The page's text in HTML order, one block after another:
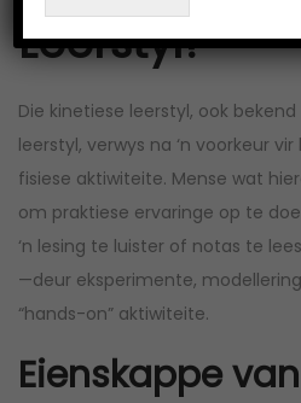
Leerstyl?
Die kinetiese leerstyl, ook
leerstyl, verwys na ‘n voorkeur
fisiese aktiwiteite. Mense wat
om praktiese ervaringe op te
‘n lesing te luister of notas te
—deur eksperimente,
“hands-on” aktiwiteite.
Eienskappe van